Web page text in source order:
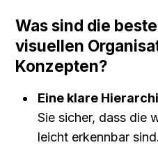
Was sind die
visuellen
Konzepten?
Eine klare
Sie sicher, dass die
leicht erkennbar sind.